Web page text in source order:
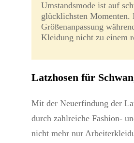
Umstandsmode ist auf
glücklichsten Momenten.
Größenanpassung
Kleidung nicht zu einem
Latzhosen für
Mit der Neuerfindung der
durch zahlreiche Fashion-
nicht mehr nur